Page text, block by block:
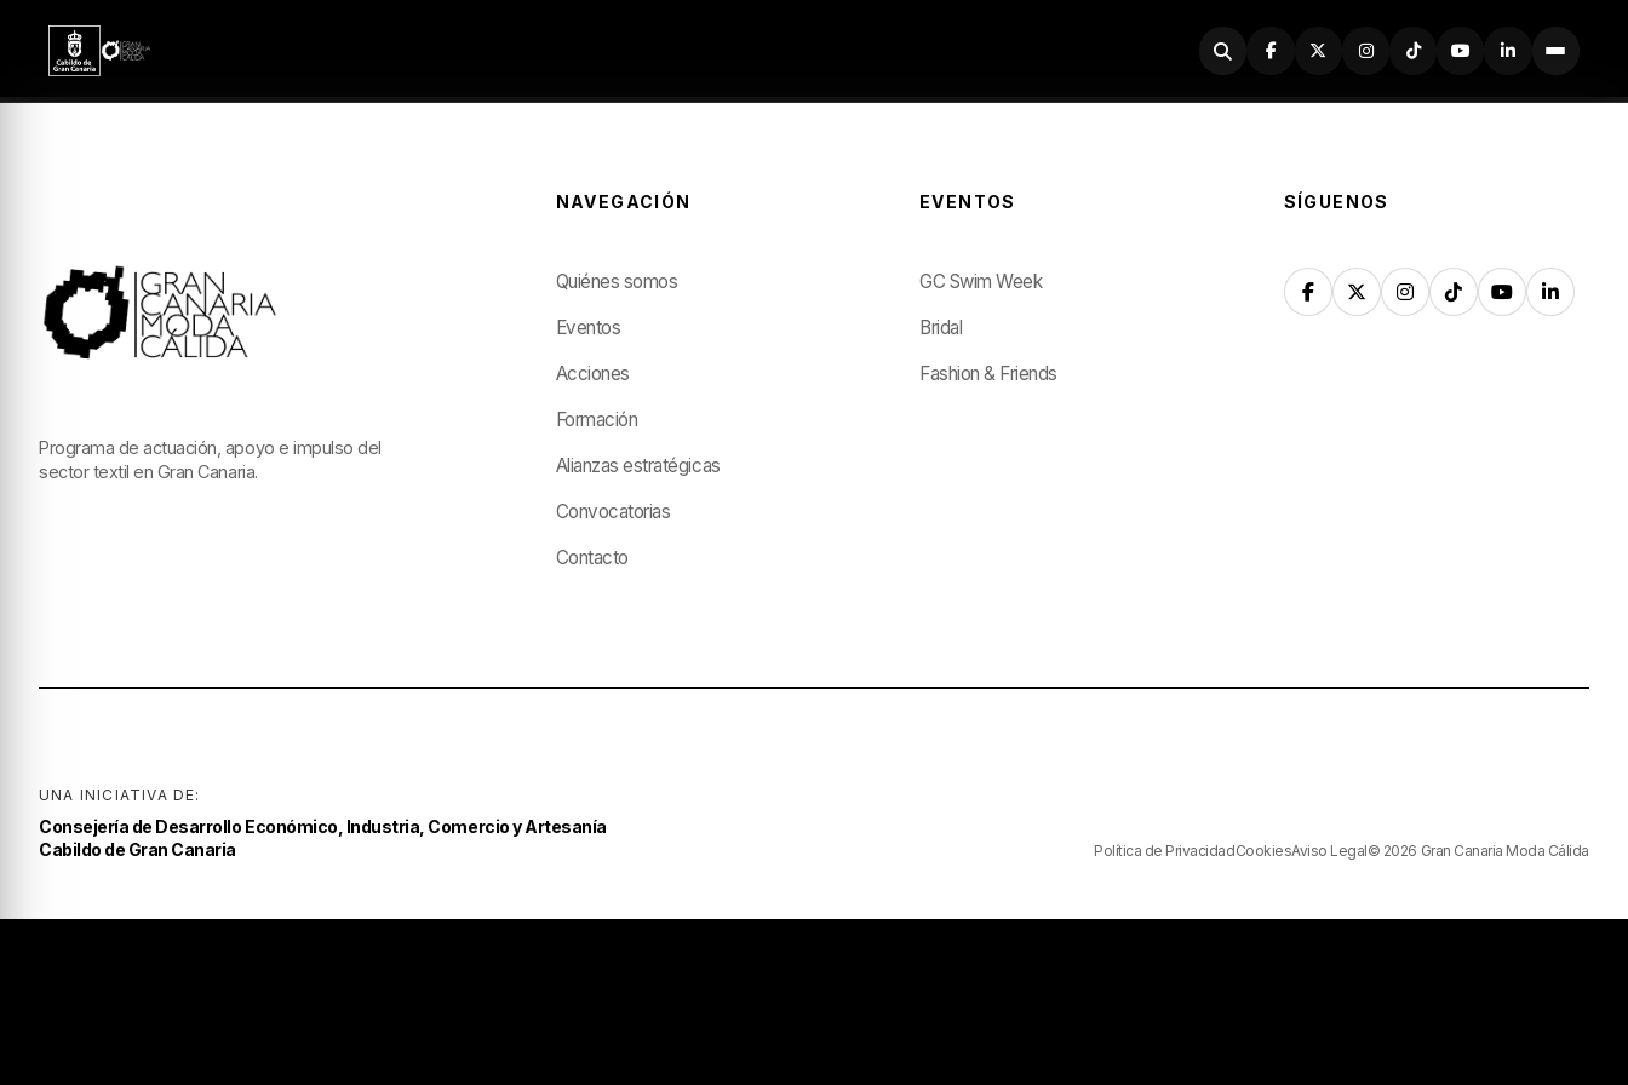
Buscador
Programa de actuación, apoyo e impulso del
sector textil en Gran Canaria.
NAVEGACIÓN
Quiénes somos
Eventos
Acciones
Formación
Alianzas estratégicas
Convocatorias
Contacto
EVENTOS
GC Swim Week
Bridal
Fashion & Friends
SÍGUENOS
UNA INICIATIVA DE:
Consejería de Desarrollo Económico, Industria, Comercio y Artesanía
Cabildo de Gran Canaria
Política de PrivacidadCookiesAviso Legal© 2026 Gran Canaria Moda Cálida